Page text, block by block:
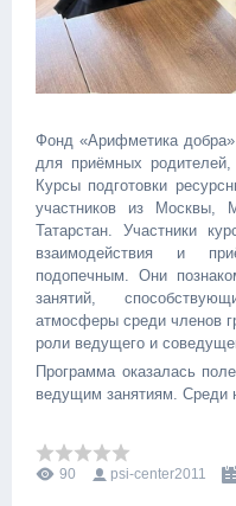
Фонд «Арифметика добра»
для приёмных
Курсы подготовки
участников из Москвы,
Татарстан. Участники
взаимодействия и
подопечным. Они
занятий,
атмосферы среди членов
роли ведущего и
Программа оказалась
ведущим занятиям. Среди
90 psi-center2011